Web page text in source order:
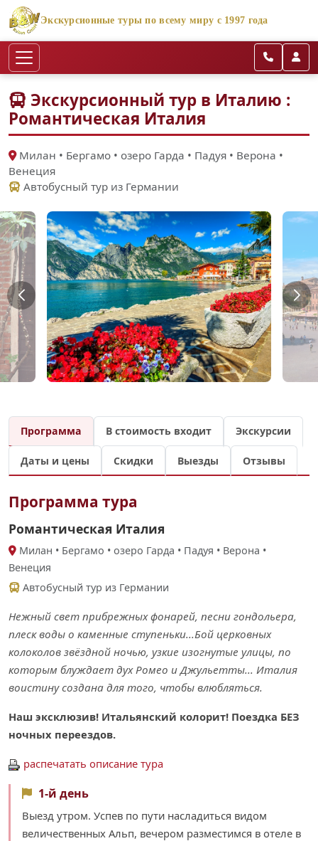
Экскурсионные туры по всему миру с 1997 года
Экскурсионный тур в Италию :
Романтическая Италия
Милан • Бергамо • oзеро Гарда • Падуя • Верона •
Венеция
Автобусный тур из Германии
Программа В стоимость входит Экскурсии
Даты и цены Скидки Выезды Отзывы
Программа тура
Романтическая Италия
Милан • Бергамо • oзеро Гарда • Падуя • Верона •
Венеция
Автобусный тур из Германии
Нежный свет прибрежных фонарей, песни гондольера,
плеск воды о каменные ступеньки...Бой церковных
колоколов звёздной ночью, узкие изогнутые улицы, по
которым блуждает дух Ромео и Джульетты... Италия
воистину создана для того, чтобы влюбляться.
Наш эксклюзив! Итальянский колорит! Поездка БЕЗ
ночных переездов.
распечатать описание тура
1-й день
Выезд утром. Успев по пути насладиться видом
величественных Альп, вечером разместимся в отеле в